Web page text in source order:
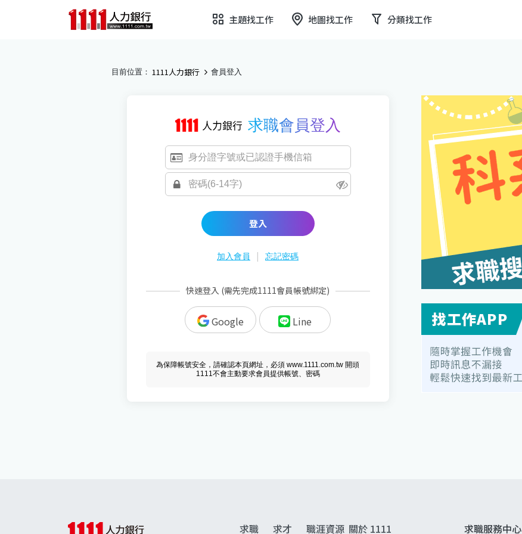
主題找工作 地圖找工作 分類找工作
目前位置： 1111人力銀行 會員登入
求職會員登入
登入
加入會員 | 忘記密碼
快速登入 (需先完成1111會員帳號綁定)
Google Line
為保障帳號安全，請確認本頁網址，必須 www.1111.com.tw 開頭
1111不會主動要求會員提供帳號、密碼
求職 求才 職涯資源 關於 1111 求職服務中心